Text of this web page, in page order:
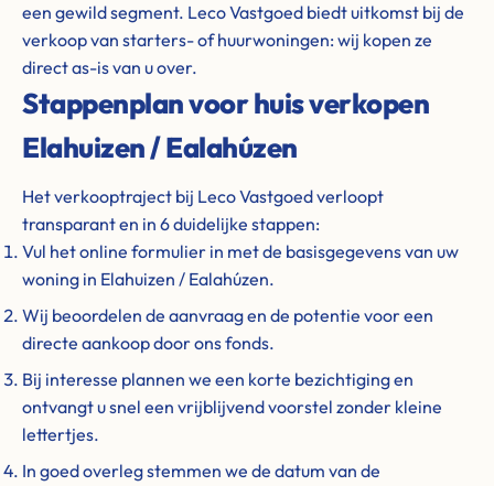
een gewild segment. Leco Vastgoed biedt uitkomst bij de
verkoop van starters- of huurwoningen: wij kopen ze
direct as-is van u over.
Stappenplan voor huis verkopen
Elahuizen / Ealahúzen
Het verkooptraject bij Leco Vastgoed verloopt
transparant en in 6 duidelijke stappen:
Vul het online formulier in met de basisgegevens van uw
woning in Elahuizen / Ealahúzen.
Wij beoordelen de aanvraag en de potentie voor een
directe aankoop door ons fonds.
Bij interesse plannen we een korte bezichtiging en
ontvangt u snel een vrijblijvend voorstel zonder kleine
lettertjes.
In goed overleg stemmen we de datum van de